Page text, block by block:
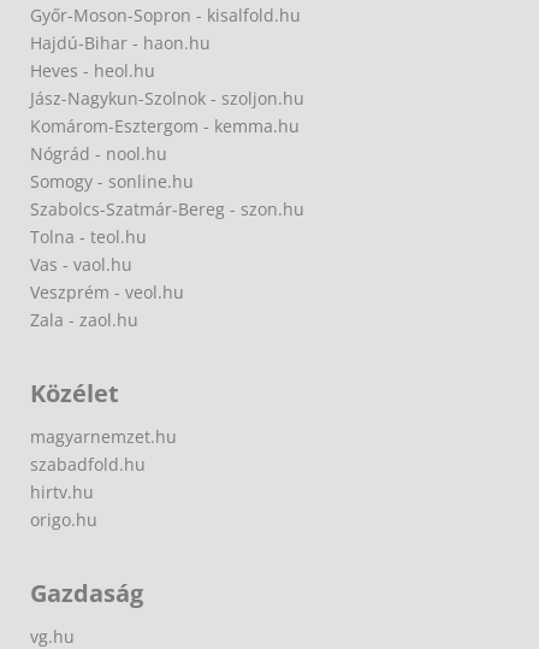
Győr-Moson-Sopron - kisalfold.hu
Hajdú-Bihar - haon.hu
Heves - heol.hu
Jász-Nagykun-Szolnok - szoljon.hu
Komárom-Esztergom - kemma.hu
Nógrád - nool.hu
Somogy - sonline.hu
Szabolcs-Szatmár-Bereg - szon.hu
Tolna - teol.hu
Vas - vaol.hu
Veszprém - veol.hu
Zala - zaol.hu
Közélet
magyarnemzet.hu
szabadfold.hu
hirtv.hu
origo.hu
Gazdaság
vg.hu